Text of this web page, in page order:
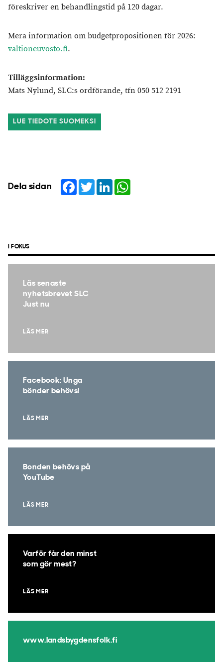
föreskriver en behandlingstid på 120 dagar.
Mera information om budgetpropositionen för 2026:
valtioneuvosto.fi.
Tilläggsinformation:
Mats Nylund, SLC:s ordförande, tfn 050 512 2191
LUE TIEDOTE SUOMEKSI
Dela sidan Facebook
TwitterLinkedIn
I FOKUS
Läs senaste
nyhetsbrevet SLC
Just nu
LÄS MER
Facebook: Unga
bönder behövs!
LÄS MER
Bonden behövs på
YouTube
LÄS MER
Varför får den minst
som gör mest?
LÄS MER
www.landsbygdensfolk.fi